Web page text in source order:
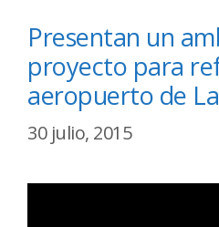
Presentan un
proyecto para
aeropuerto de
30 julio, 2015